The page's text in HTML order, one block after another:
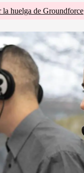
la huelga de Groundforce